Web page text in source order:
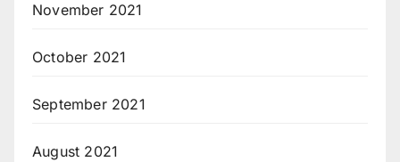
November 2021
October 2021
September 2021
August 2021